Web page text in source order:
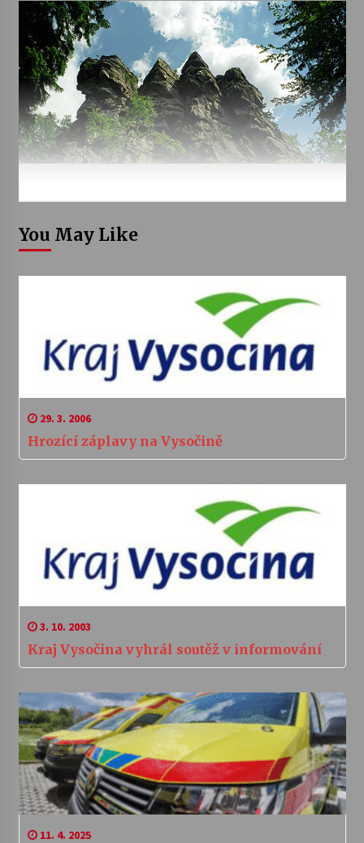
You May Like
29. 3. 2006
Hrozící záplavy na Vysočině
3. 10. 2003
Kraj Vysočina vyhrál soutěž v informování
11. 4. 2025